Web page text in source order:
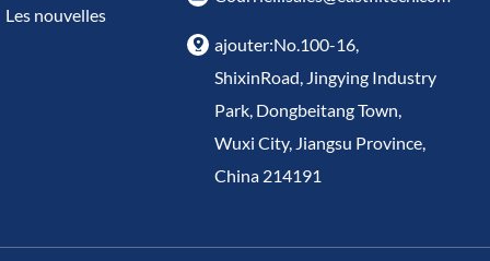
Les nouvelles
ajouter:No.100-16,
ShixinRoad, Jingying Industry
Park, Dongbeitang Town,
Wuxi City, Jiangsu Province,
China 214191